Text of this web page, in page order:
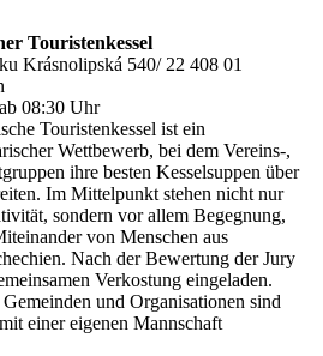
Touristenkessel
Krásnolipská 540/­ 22 408 01
08:30 Uhr
Touristenkessel ist ein
Wettbewerb, bei dem Vereins-,
ihre besten Kesselsuppen über
Im Mittelpunkt stehen nicht nur
sondern vor allem Begegnung,
von Menschen aus
Nach der Bewertung der Jury
Verkostung eingeladen.
und Organisationen sind
einer eigenen Mannschaft